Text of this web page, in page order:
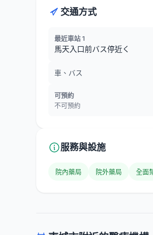
交通方式
最近車站 1
馬天入口前バス停近く
車、バス
可預約
不可預約
服務與設施
院內藥局 院外藥局 全面